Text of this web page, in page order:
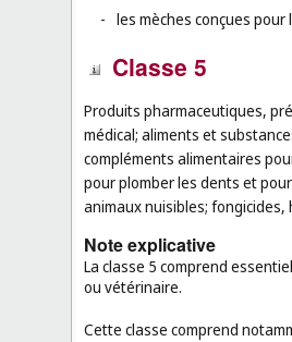
- les mèches conçues
Classe 5
Produits pharmaceutiques,
médical; aliments et
compléments alimentaires
pour plomber les dents et
animaux nuisibles; fongicides,
Note explicative
La classe 5 comprend
ou vétérinaire.
Cette classe comprend